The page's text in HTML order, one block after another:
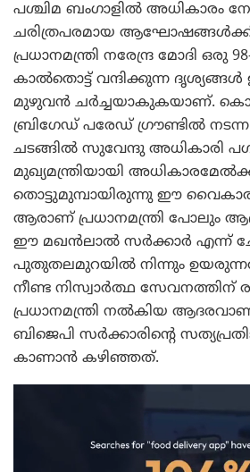
പശ്ചിമ ബംഗാളിൽ അധികാരം
ചരിത്രപരമായ
പ്രധാനമന്ത്രി നരേന്ദ്ര മോദി ഒരു
കാൽതൊട്ട് വന്ദിക്കുന്ന ദൃശ്യങ്ങൾ
മുഴുവൻ ചർച്ചയാകുകയാണ്.
ബ്രിഗേഡ് പരേഡ് ഗ്രൗണ്ടിൽ
ചടങ്ങിൽ സുവേന്ദു അധികാരി
മുഖ്യമന്ത്രിയായി
തൊട്ടുമുമ്പായിരുന്നു ഈ
ആരാണ് പ്രധാനമന്ത്രി പോലും
ഈ മഖൻലാൽ സർക്കാർ എന്ന്
പുതുതലമുറയിൽ നിന്നും
നീണ്ട നിസ്വാർത്ഥ സേവനത്തിന്
പ്രധാനമന്ത്രി നൽകിയ
ബിജെപി സർക്കാരിന്റെ
കാണാൻ കഴിഞ്ഞത്.